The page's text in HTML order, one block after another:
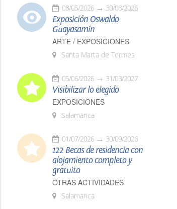
08/05/2026 30/08/2026
Exposición Oswaldo
Guayasamín
ARTE / EXPOSICIONES
Santa Marta de Tormes
05/06/2026 31/03/2027
Visibilizar lo elegido
EXPOSICIONES
Salamanca
01/07/2026 30/09/2026
122 Becas de residencia con
alojamiento completo y
gratuito
OTRAS ACTIVIDADES
Salamanca